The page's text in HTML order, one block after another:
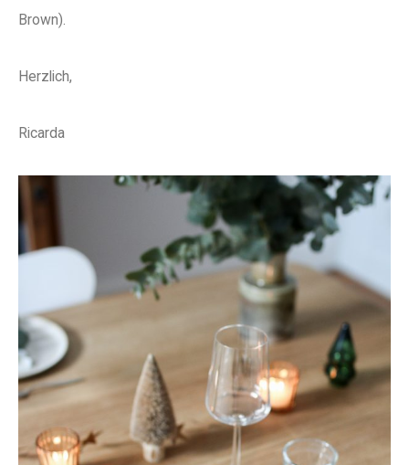
Brown).
Herzlich,
Ricarda